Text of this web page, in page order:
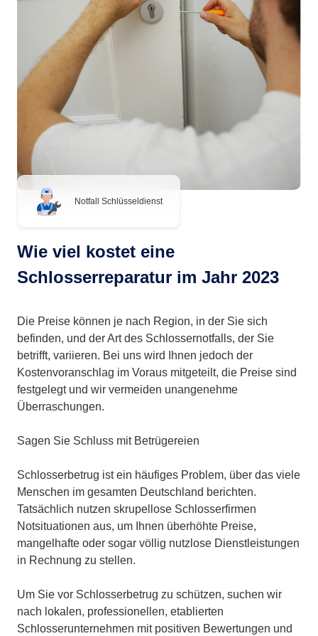
Notfall Schlüsseldienst
Wie viel kostet eine
Schlosserreparatur im Jahr 2023
Die Preise können je nach Region, in der Sie sich
befinden, und der Art des Schlossernotfalls, der Sie
betrifft, variieren. Bei uns wird Ihnen jedoch der
Kostenvoranschlag im Voraus mitgeteilt, die Preise sind
festgelegt und wir vermeiden unangenehme
Überraschungen.
Sagen Sie Schluss mit Betrügereien
Schlosserbetrug ist ein häufiges Problem, über das viele
Menschen im gesamten Deutschland berichten.
Tatsächlich nutzen skrupellose Schlosserfirmen
Notsituationen aus, um Ihnen überhöhte Preise,
mangelhafte oder sogar völlig nutzlose Dienstleistungen
in Rechnung zu stellen.
Um Sie vor Schlosserbetrug zu schützen, suchen wir
nach lokalen, professionellen, etablierten
Schlosserunternehmen mit positiven Bewertungen und